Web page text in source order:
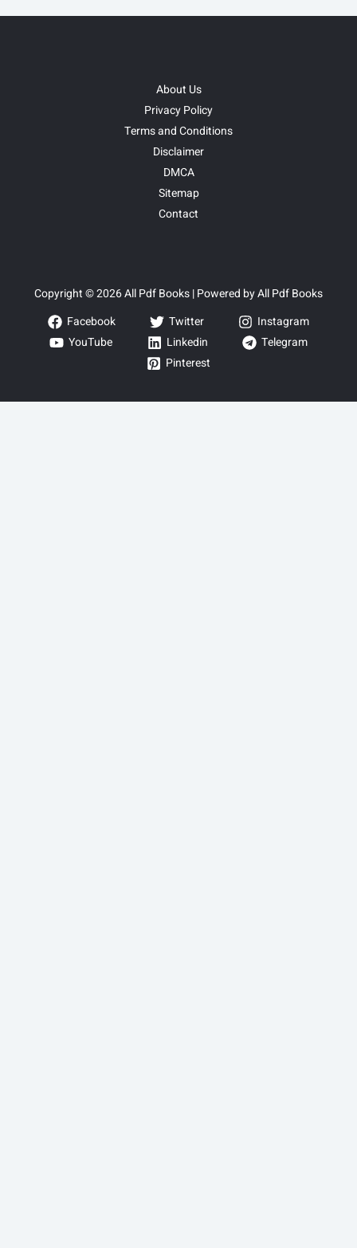
About Us
Privacy Policy
Terms and Conditions
Disclaimer
DMCA
Sitemap
Contact
Copyright © 2026 All Pdf Books | Powered by All Pdf Books
Facebook
Twitter
Instagram
YouTube
Linkedin
Telegram
Pinterest